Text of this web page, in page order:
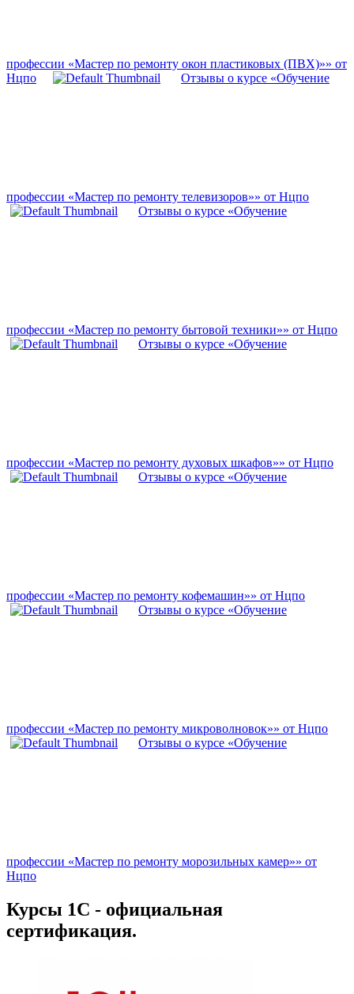
профессии «Мастер по ремонту окон пластиковых (ПВХ)»» от
Нцпо
Отзывы о курсе «Обучение
профессии «Мастер по ремонту телевизоров»» от Нцпо
Отзывы о курсе «Обучение
профессии «Мастер по ремонту бытовой техники»» от Нцпо
Отзывы о курсе «Обучение
профессии «Мастер по ремонту духовых шкафов»» от Нцпо
Отзывы о курсе «Обучение
профессии «Мастер по ремонту кофемашин»» от Нцпо
Отзывы о курсе «Обучение
профессии «Мастер по ремонту микроволновок»» от Нцпо
Отзывы о курсе «Обучение
профессии «Мастер по ремонту морозильных камер»» от
Нцпо
Курсы 1С - официальная
сертификация.